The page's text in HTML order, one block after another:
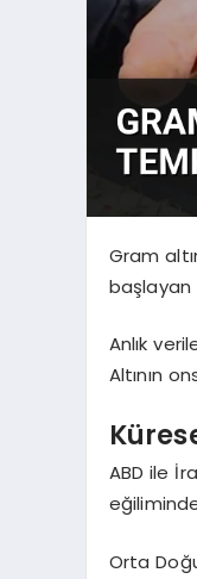
Gram
başlayan
Anlık
Altının
ABD ile
Orta